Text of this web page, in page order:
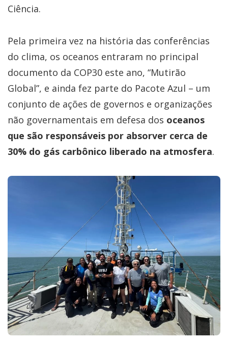
Ciência.
Pela primeira vez na história das conferências
do clima, os oceanos entraram no principal
documento da COP30 este ano, “Mutirão
Global”, e ainda fez parte do Pacote Azul – um
conjunto de ações de governos e organizações
não governamentais em defesa dos oceanos
que são responsáveis por absorver cerca de
30% do gás carbônico liberado na atmosfera.